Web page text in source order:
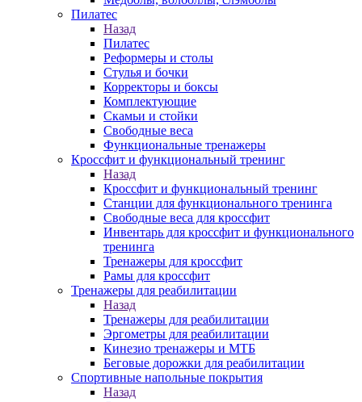
Пилатес
Назад
Пилатес
Реформеры и столы
Стулья и бочки
Корректоры и боксы
Комплектующие
Скамьи и стойки
Свободные веса
Функциональные тренажеры
Кроссфит и функциональный тренинг
Назад
Кроссфит и функциональный тренинг
Станции для функционального тренинга
Свободные веса для кроссфит
Инвентарь для кроссфит и функционального
тренинга
Тренажеры для кроссфит
Рамы для кроссфит
Тренажеры для реабилитации
Назад
Тренажеры для реабилитации
Эргометры для реабилитации
Кинезио тренажеры и МТБ
Беговые дорожки для реабилитации
Спортивные напольные покрытия
Назад